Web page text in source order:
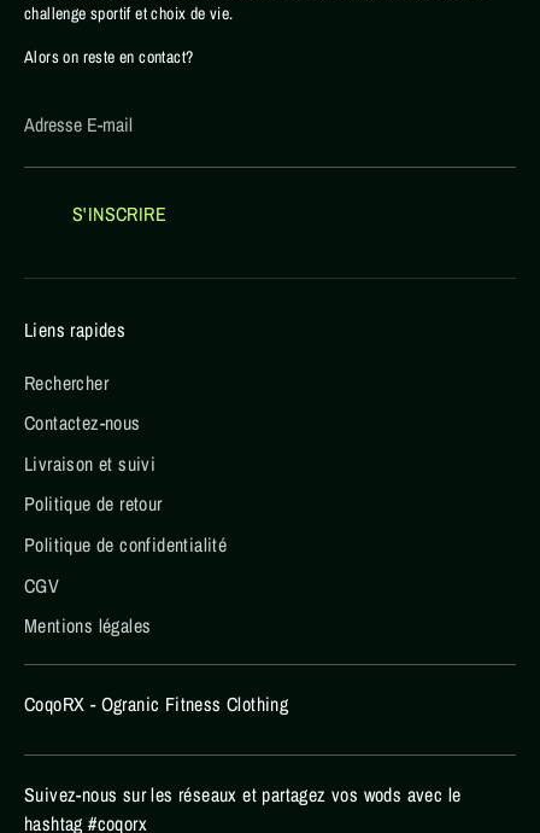
challenge sportif et choix de vie.
Alors on reste en contact?
Adresse E-mail
S'INSCRIRE
Liens rapides
Rechercher
Contactez-nous
Livraison et suivi
Politique de retour
Politique de confidentialité
CGV
Mentions légales
CoqoRX - Ogranic Fitness Clothing
Suivez-nous sur les réseaux et partagez vos wods avec le
hashtag #coqorx